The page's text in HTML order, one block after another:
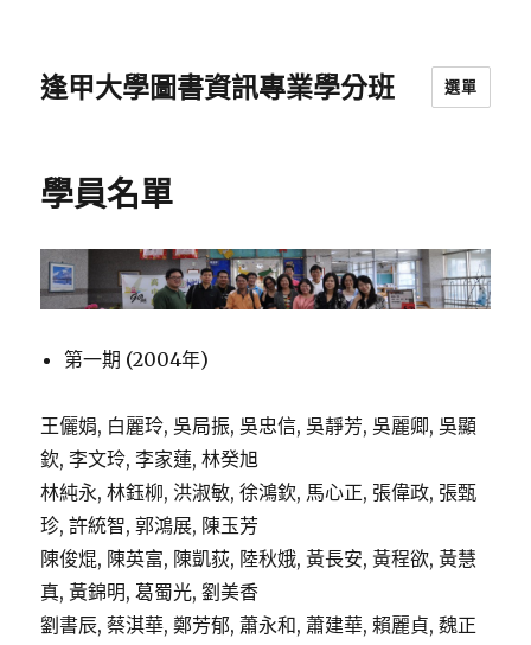
逢甲大學圖書資訊專業學分班 選單
學員名單
第一期 (2004年)
王儷娟, 白麗玲, 吳局振, 吳忠信, 吳靜芳, 吳麗卿, 吳顯
欽, 李文玲, 李家蓮, 林癸旭
林純永, 林鈺柳, 洪淑敏, 徐鴻欽, 馬心正, 張偉政, 張甄
珍, 許統智, 郭鴻展, 陳玉芳
陳俊焜, 陳英富, 陳凱荻, 陸秋娥, 黃長安, 黃程欲, 黃慧
真, 黃錦明, 葛蜀光, 劉美香
劉書辰, 蔡淇華, 鄭芳郁, 蕭永和, 蕭建華, 賴麗貞, 魏正